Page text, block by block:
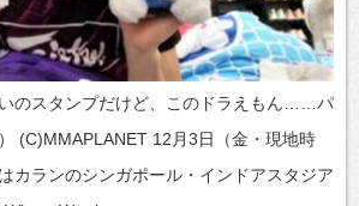
いのスタンプだけど、このドラえもん……パ
(C)MMAPLANET 12月3日（金・現地時
カランのシンガポール・インドアスタジア